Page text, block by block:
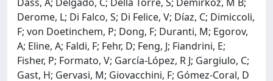
Derome, L; Di Falco, S; Di Felice, V; Díaz, C; Dimiccoli,
F; von Doetinchem, P; Dong, F; Duranti, M; Egorov,
A; Eline, A; Faldi, F; Fehr, D; Feng, J; Fiandrini, E;
Fisher, P; Formato, V; García-López, R J; Gargiulo, C;
Gast, H; Gervasi, M; Giovacchini, F; Gómez-Coral, D